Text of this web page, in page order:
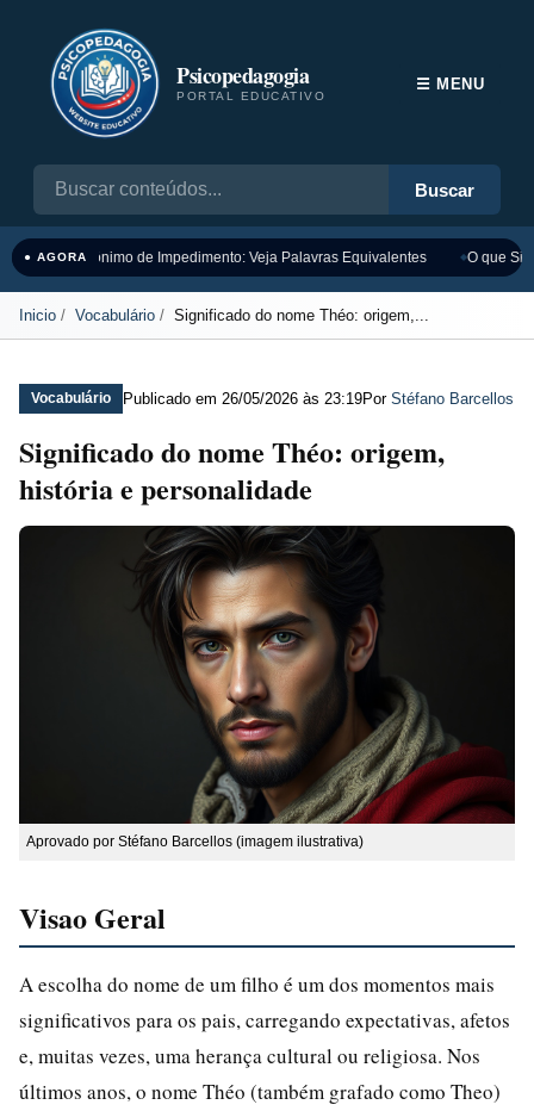
Psicopedagogia
PORTAL EDUCATIVO
Buscar
☰ MENU
● AGORASinônimo de Impedimento: Veja Palavras Equivalentes O que
Inicio Vocabulário Significado do nome Théo: origem,...
Vocabulário Publicado em 26/05/2026 às 23:19Por Stéfano Barcellos
Significado do nome Théo: origem,
história e personalidade
Aprovado por Stéfano Barcellos (imagem ilustrativa)
Visao Geral
A escolha do nome de um filho é um dos momentos mais
significativos para os pais, carregando expectativas, afetos
e, muitas vezes, uma herança cultural ou religiosa. Nos
últimos anos, o nome Théo (também grafado como Theo)